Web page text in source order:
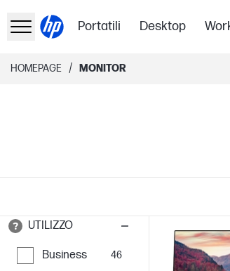
Portatili Desktop
HOMEPAGE / MONITOR
UTILIZZO
Business 46